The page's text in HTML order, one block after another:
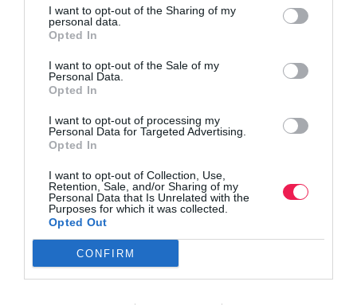
I want to opt-out of the Sharing of my
personal data.
Opted In
I want to opt-out of the Sale of my
Personal Data.
Opted In
I want to opt-out of processing my
Personal Data for Targeted Advertising.
Opted In
I want to opt-out of Collection, Use,
Retention, Sale, and/or Sharing of my
Personal Data that Is Unrelated with the
Purposes for which it was collected.
Opted Out
CONFIRM